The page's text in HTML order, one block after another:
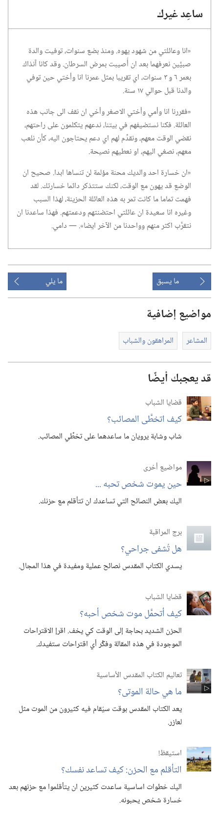
ساعِد غيرك
‏«انا وعائلتي من شهود يهوه.‏ ومنذ بضع سنوات،‏ توفيت والدة
صبيَّين نعرفهما بعد ان أُصيبت بمرض السرطان.‏ وقد كانا آنذاك
بعمر ٦ و ٣ سنوات،‏ اي تقريبا بمثل عمرنا انا وأختي حين توفي
والدنا قبل حوالي ١٧ سنة.‏
‏«فقررنا انا وأمي وأختي الاصغر وأخي ان نقف الى جانب هذه
العائلة.‏ فكنا نستضيفهم في بيتنا،‏ ندعهم يتكلمون على راحتهم،‏
نقضي الوقت معهم،‏ ونقدِّم لهم اي دعم يحتاجون اليه،‏ كأن نلعب
معهم،‏ نصغي اليهم،‏ او نعطيهم نصيحة.‏
‏«ان خسارة احد والديك محنة مؤلمة لن تنساها ابدا.‏ صحيح ان
الوضع قد يهون مع الوقت،‏ لكنك ستتذكر دائما خسارتك.‏ لقد
فهمت تماما ما كانت تمر به هذه العائلة الحزينة،‏ لهذا السبب
وغيره انا سعيدة ان عائلتي احتضنتهم ودعمتهم.‏ فهذا ساعدنا ان
نتقرَّب اكثر منهم وواحدنا من الآخر ايضا».‏ —‏ دامي.‏
ما يسبق ما يلي
مواضيع إضافية
المشاعر المراهقون والشباب
قد يعجبك أيضًا
قضايا الشباب
كيف اتخطَّى المصائب؟‏
شاب وشابة يرويان ما ساعدهما على تخطِّي المصائب.‏
مواضيع أخرى
حين يموت شخص تحبه .‏.‏.‏
اليك بعض النصائح التي تساعدك ان تتأقلم مع حزنك.‏
برج المراقبة
هل تُشفى جراحي؟‏
يسدي الكتاب المقدس نصائح عملية ومفيدة في هذا المجال.‏
قضايا الشباب
كيف أتحمَّل موت شخص أحبه؟‏
الحزن الشديد بحاجة إلى الوقت كي يخف.‏ اقرإ الاقتراحات
الموجودة في هذه المقالة وفكِّر أي اقتراحات ستفيدك.‏
تعاليم الكتاب المقدس الأساسية
ما هي حالة الموتى؟‏
يعد الكتاب المقدس بوقت سيُقام فيه كثيرون من الموت مثل
لعازر.‏
استيقظ‏!‏
التأقلم مع الحزن:‏ كيف تساعد نفسك؟‏
اليك خطوات اساسية ساعدت كثيرين ان يتأقلموا مع حزنهم بعد
خسارة شخص يحبونه.‏